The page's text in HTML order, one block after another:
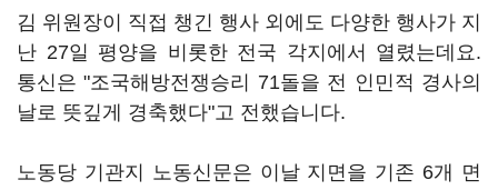
김 위원장이 직접 챙긴 행사 외에도 다양한 행사가 지
난 27일 평양을 비롯한 전국 각지에서 열렸는데요.
통신은 "조국해방전쟁승리 71돌을 전 인민적 경사의
날로 뜻깊게 경축했다"고 전했습니다.
노동당 기관지 노동신문은 이날 지면을 기존 6개 면